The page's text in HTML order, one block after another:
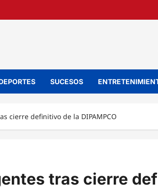
SUCESOS
cierre definitivo de la DIPAMPCO
tras cierre